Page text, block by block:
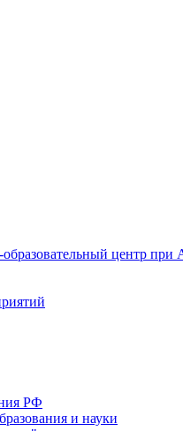
образовательный центр
РФ
и науки